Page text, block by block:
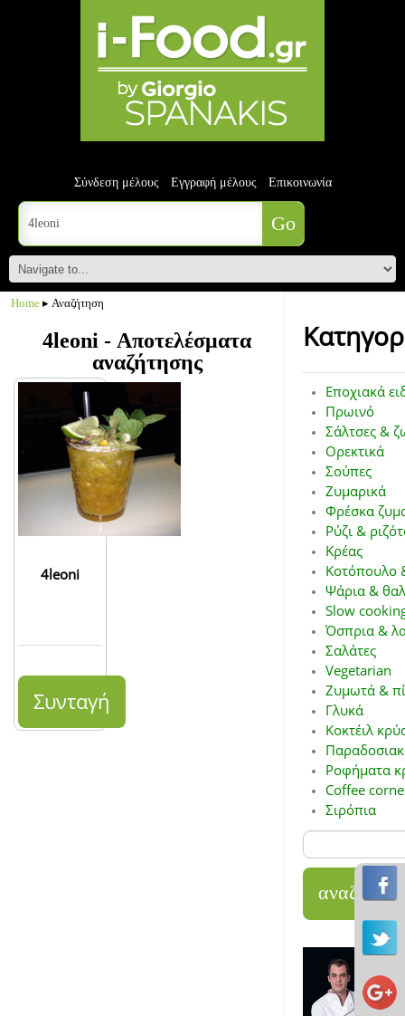
Σύνδεση μέλους Εγγραφή μέλους Επικοινωνία
Home ▸ Αναζήτηση
4leoni - Αποτελέσματα
αναζήτησης
4leoni
Συνταγή
Εποχιακά
Πρωινό
Σάλτσες &
Ορεκτικά
Σούπες
Ζυμαρικά
Φρέσκα
Ρύζι &
Κρέας
Κοτόπουλο
Ψάρια &
Slow
Όσπρια &
Σαλάτες
Vegetarian
Ζυμωτά &
Γλυκά
Κοκτέιλ
Ροφήματα
Coffee
Σιρόπια